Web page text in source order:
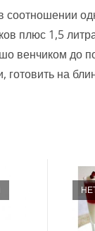
соотношении
плюс 1,5
венчиком до
готовить на